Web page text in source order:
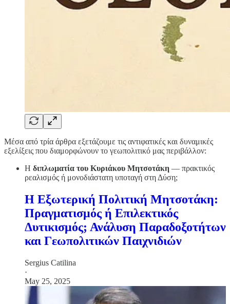
Μέσα από τρία άρθρα εξετάζουμε τις αντιφατικές και δυναμικές
εξελίξεις που διαμορφώνουν το γεωπολιτικό μας περιβάλλον:
Η διπλωματία του Κυριάκου Μητσοτάκη — πρακτικός
ρεαλισμός ή μονοδιάστατη υποταγή στη Δύση;
Η Εξωτερική Πολιτική Μητσοτάκη:
Πραγματισμός ή Επιλεκτικός
Δυτικισμός; Ανάλυση Παραδοξοτήτων
και Γεωπολιτικών Παιχνιδιών
Sergius Catilina
·
May 25, 2025